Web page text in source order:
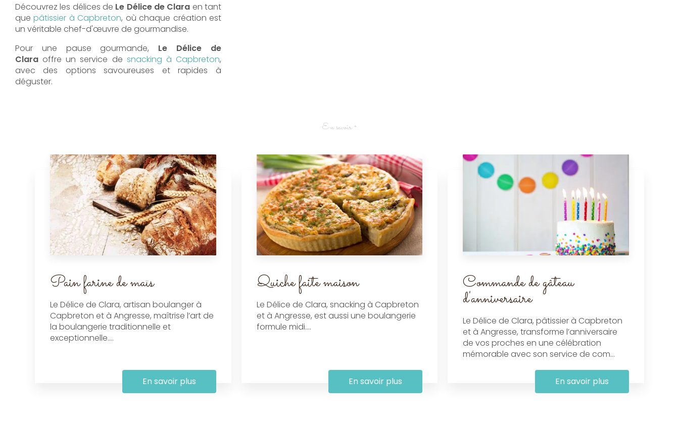
Découvrez les délices de Le Délice de Clara en tant
quepâtissier à Capbreton, où chaque création est
un véritable chef-d'œuvre de gourmandise.
Pour une pause gourmande, Le Délice de
Clara offre un service de snacking à Capbreton,
avec des options savoureuses et rapides à
déguster.
En savoir +
Pain farine de maïs
Le Délice de Clara, artisan boulanger à
Capbreton et à Angresse, maîtrise l’art de
la boulangerie traditionnelle et
exceptionnelle....
En savoir plus
Quiche faite maison
Le Délice de Clara, snacking à Capbreton
et à Angresse, est aussi une boulangerie
formule midi....
En savoir plus
Commande de gâteau
d'anniversaire
Le Délice de Clara, pâtissier à Capbreton
et à Angresse, transforme l’anniversaire
de vos proches en une célébration
mémorable avec son service de com...
En savoir plus